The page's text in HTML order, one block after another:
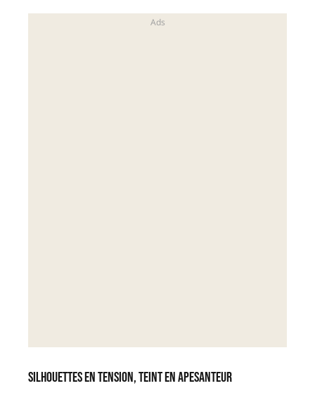
Silhouettes en tension, teint en apesanteur